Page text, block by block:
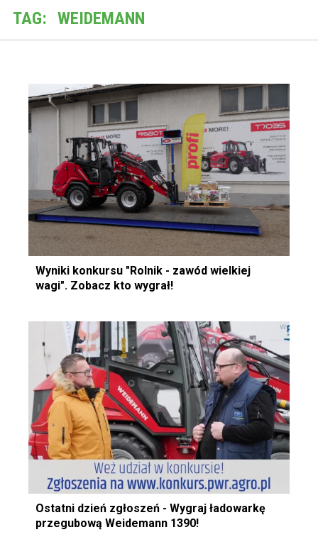
TAG: WEIDEMANN
Wyniki konkursu "Rolnik - zawód wielkiej
wagi". Zobacz kto wygrał!
Ostatni dzień zgłoszeń - Wygraj ładowarkę
przegubową Weidemann 1390!